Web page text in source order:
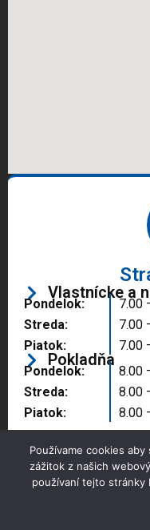
Vlastnícke a
Pondelok:
Streda:
Piatok:
7.00
7.00
7.00
Pokladňa
Pondelok:
Streda:
Piatok:
8.00
8.00
8.00
Copyright © 2025
Používame cookies
zážitok z našich
používaní tejto stránky